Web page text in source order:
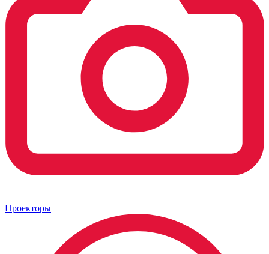
Проекторы